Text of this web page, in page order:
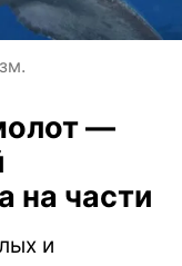
—
на части
и